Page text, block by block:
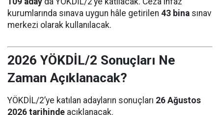
kurumlarında sınava uygun hâle getirilen 43 bina sınav
merkezi olarak kullanılacak.
2026 YÖKDİL/2 Sonuçları Ne
Zaman Açıklanacak?
YÖKDİL/2’ye katılan adayların sonuçları 26 Ağustos
2026 tarihinde açıklanacak.